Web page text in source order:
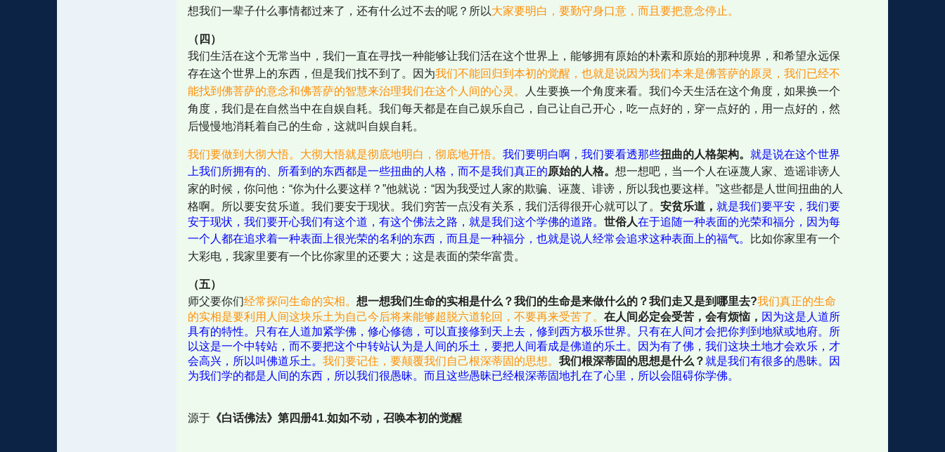
想我们一辈子什么事情都过来了，还有什么过不去的呢？所以大家要明白，要勤守身口意，而且要把意念停止。
（四）
我们生活在这个无常当中，我们一直在寻找一种能够让我们活在这个世界上，能够拥有原始的朴素和原始的那种境界，和希望永远保
存在这个世界上的东西，但是我们找不到了。因为我们不能回归到本初的觉醒，也就是说因为我们本来是佛菩萨的原灵，我们已经不
能找到佛菩萨的意念和佛菩萨的智慧来治理我们在这个人间的心灵。
人生要换一个角度来看。我们今天生活在这个角度，如果换一个
角度，我们是在自然当中在自娱自耗。我们每天都是在自己娱乐自己，自己让自己开心，吃一点好的，穿一点好的，用一点好的，然
后慢慢地消耗着自己的生命，这就叫自娱自耗。
我们要做到大彻大悟。大彻大悟就是彻底地明白，彻底地开悟。 我们要明白啊，我们要看透那些扭曲的人格架构。 就是说在这个世界
上我们所拥有的、所看到的东西都是一些扭曲的人格，而不是我们真正的原始的人格。 想一想吧，当一个人在诬蔑人家、造谣诽谤人
家的时候，你问他：“你为什么要这样？”他就说：“因为我受过人家的欺骗、诬蔑、诽谤，所以我也要这样。”这些都是人世间扭曲的人
格啊。所以要安贫乐道。我们要安于现状。我们穷苦一点没有关系，我们活得很开心就可以了。 安贫乐道， 就是我们要平安，我们要
安于现状，我们要开心我们有这个道，有这个佛法之路，就是我们这个学佛的道路。 世俗人在于追随一种表面的光荣和福分，因为每
一个人都在追求着一种表面上很光荣的名利的东西，而且是一种福分，也就是说人经常会追求这种表面上的福气。
比如你家里有一个
大彩电，我家里要有一个比你家里的还要大；这是表面的荣华富贵。
（五）
师父要你们经常探问生命的实相。 想一想我们生命的实相是什么？我们的生命是来做什么的？我们走又是到哪里去?我们真正的生命
的实相是要利用人间这块乐土为自己今后将来能够超脱六道轮回，不要再来受苦了。 在人间必定会受苦，会有烦恼， 因为这是人道所
具有的特性。只有在人道加紧学佛，修心修德，可以直接修到天上去，修到西方极乐世界。只有在人间才会把你判到地狱或地府。所
以这是一个中转站，而不要把这个中转站认为是人间的乐土，要把人间看成是佛道的乐土。因为有了佛，我们这块土地才会欢乐，才
会高兴，所以叫佛道乐土。 我们要记住，要颠覆我们自己根深蒂固的思想。 我们根深蒂固的思想是什么？ 就是我们有很多的愚昧。因
为我们学的都是人间的东西，所以我们很愚昧。而且这些愚昧已经根深蒂固地扎在了心里，所以会阻碍你学佛。
源于《白话佛法》第四册41.如如不动，召唤本初的觉醒